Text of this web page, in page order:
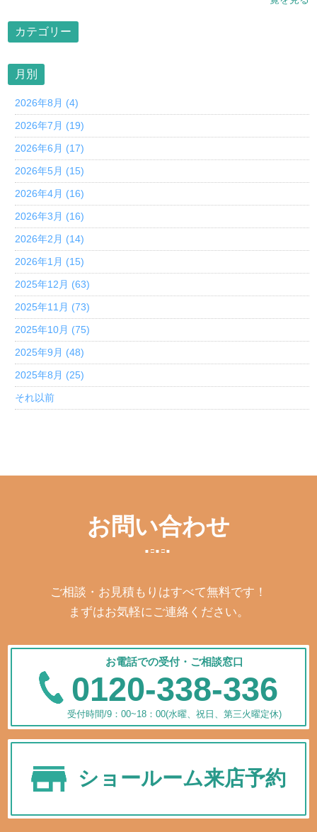
カテゴリー
月別
2026年8月 (4)
2026年7月 (19)
2026年6月 (17)
2026年5月 (15)
2026年4月 (16)
2026年3月 (16)
2026年2月 (14)
2026年1月 (15)
2025年12月 (63)
2025年11月 (73)
2025年10月 (75)
2025年9月 (48)
2025年8月 (25)
それ以前
お問い合わせ
ご相談・お見積もりはすべて無料です！
まずはお気軽にご連絡ください。
お電話での受付・ご相談窓口
0120-338-336
受付時間/9：00~18：00(水曜、祝日、第三火曜定休)
ショールーム来店予約